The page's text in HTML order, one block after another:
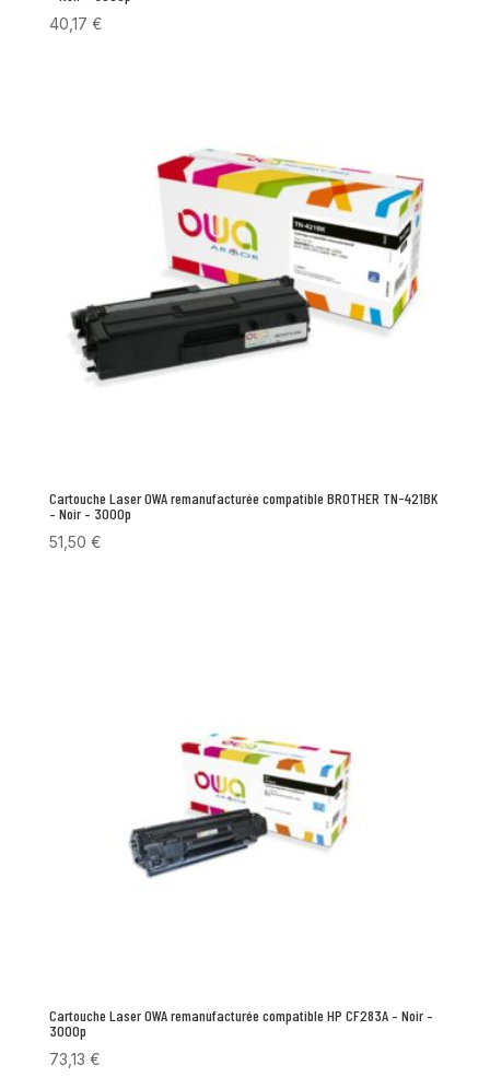
40,17 €
Cartouche Laser OWA remanufacturée compatible BROTHER TN-421BK
– Noir – 3000p
51,50 €
Cartouche Laser OWA remanufacturée compatible HP CF283A – Noir –
3000p
73,13 €